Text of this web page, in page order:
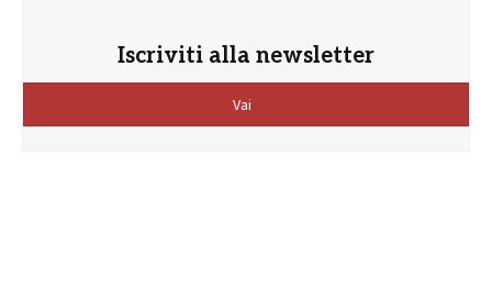
Iscriviti alla newsletter
Vai